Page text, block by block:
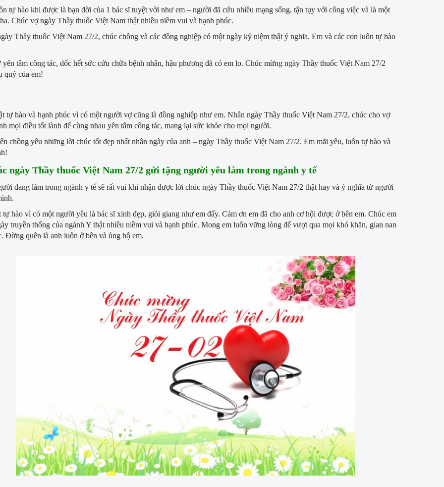
tự hào khi được là bạn đời của 1 bác sĩ tuyệt vời như em – người đã cứu nhiều mạng sống, tận tụy với công việc và là một
Chúc vợ ngày Thầy thuốc Việt Nam thật nhiều niềm vui và hạnh phúc.
Thầy thuốc Việt Nam 27/2, chúc chồng và các đồng nghiệp có một ngày kỷ niệm thật ý nghĩa. Em và các con luôn tự hào
tâm công tác, dốc hết sức cứu chữa bệnh nhân, hậu phương đã có em lo. Chúc mừng ngày Thầy thuốc Việt Nam 27/2
quý của em!
tự hào và hạnh phúc vì có một người vợ cũng là đồng nghiệp như em. Nhân ngày Thầy thuốc Việt Nam 27/2, chúc cho vợ
mọi điều tốt lành để cùng nhau yên tâm công tác, mang lại sức khỏe cho mọi người.
chồng yêu những lời chúc tốt đẹp nhất nhân ngày của anh – ngày Thầy thuốc Việt Nam 27/2. Em mãi yêu, luôn tự hào và
ngày Thầy thuốc Việt Nam 27/2 gửi tặng người yêu làm trong ngành y tế
đang làm trong ngành y tế sẽ rất vui khi nhận được lời chúc ngày Thầy thuốc Việt Nam 27/2 thật hay và ý nghĩa từ người
tự hào vì có một người yêu là bác sĩ xinh đẹp, giỏi giang như em đấy. Cảm ơn em đã cho anh cơ hội được ở bên em. Chúc em
truyền thống của ngành Y thật nhiều niềm vui và hạnh phúc. Mong em luôn vững lòng để vượt qua mọi khó khăn, gian nan
Đừng quên là anh luôn ở bên và ủng hộ em.